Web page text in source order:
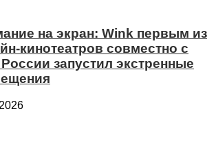
на экран: Wink первым из
кинотеатров совместно с
запустил экстренные